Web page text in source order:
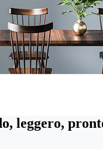
leggero,